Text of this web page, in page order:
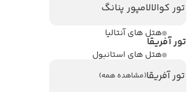
تور کوالالامپور پنانگ
تور آفریقا
تور آفریقا(مشاهده همه)
هتل های پر بازدید
هتل های آنتالیا
هتل های استانبول
هتل های تایلند